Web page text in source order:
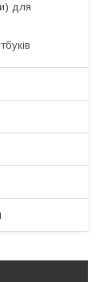
для